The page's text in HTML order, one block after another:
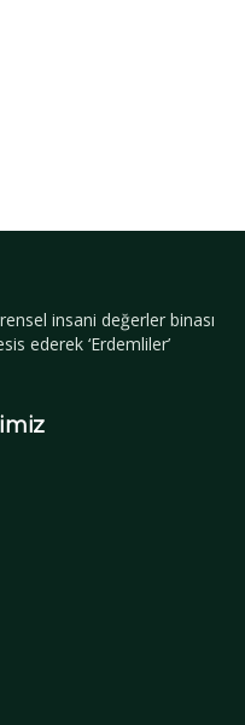
insani değerler binası
ederek ‘Erdemliler’